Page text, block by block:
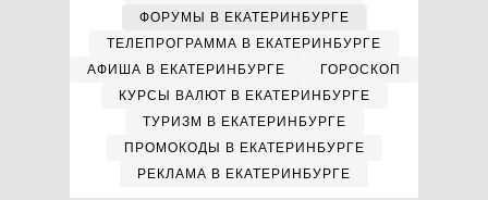
ФОРУМЫ В ЕКАТЕРИНБУРГЕ
ТЕЛЕПРОГРАММА В ЕКАТЕРИНБУРГЕ
АФИША В ЕКАТЕРИНБУРГЕ
ГОРОСКОП
КУРСЫ ВАЛЮТ В ЕКАТЕРИНБУРГЕ
ТУРИЗМ В ЕКАТЕРИНБУРГЕ
ПРОМОКОДЫ В ЕКАТЕРИНБУРГЕ
РЕКЛАМА В ЕКАТЕРИНБУРГЕ